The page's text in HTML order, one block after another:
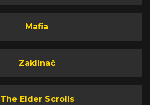
Mafia
Zaklínač
The Elder Scrolls